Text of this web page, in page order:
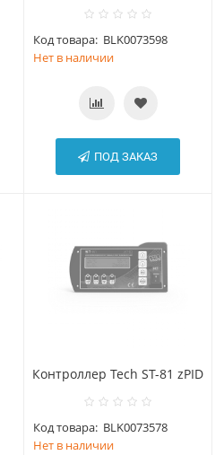
Код товара: BLK0073598
Нет в наличии
ПОД ЗАКАЗ
Контроллер Tech ST-81 zPID
Код товара: BLK0073578
Нет в наличии